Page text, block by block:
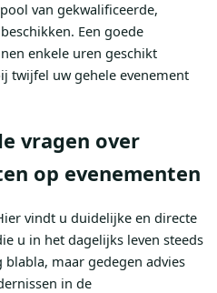
van gekwalificeerde,
Een goede
enkele uren geschikt
twijfel uw gehele evenement
vragen over
op evenementen
vindt u duidelijke en directe
u in het dagelijks leven steeds
maar gedegen advies
in de